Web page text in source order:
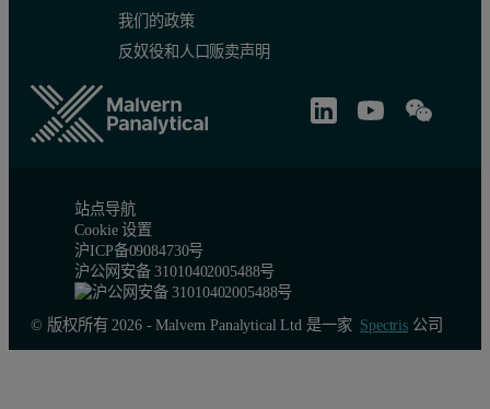
我们的政策
反奴役和人口贩卖声明
站点导航
Cookie 设置
沪ICP备09084730号
沪公网安备 31010402005488号
© 版权所有 2026 - Malvern Panalytical Ltd 是一家 Spectris公司